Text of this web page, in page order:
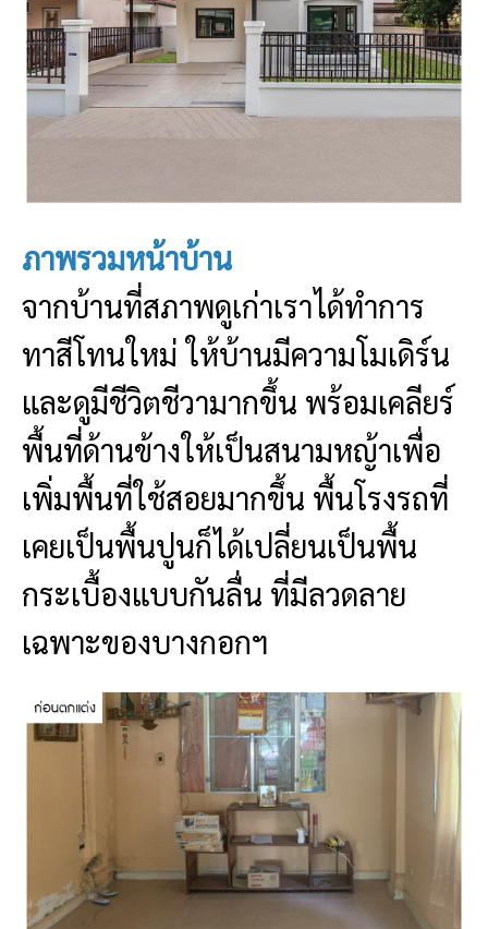
ภาพรวมหน้าบ้าน
จากบ้านที่สภาพดูเก่าเราได้ทำการ
ทาสีโทนใหม่ ให้บ้านมีความโมเดิร์น
และดูมีชีวิตชีวามากขึ้น พร้อมเคลียร์
พื้นที่ด้านข้างให้เป็นสนามหญ้าเพื่อ
เพิ่มพื้นที่ใช้สอยมากขึ้น พื้นโรงรถที่
เคยเป็นพื้นปูนก็ได้เปลี่ยนเป็นพื้น
กระเบื้องแบบกันลื่น ที่มีลวดลาย
เฉพาะของบางกอกฯ